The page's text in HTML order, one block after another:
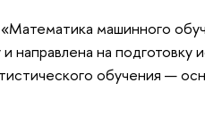
машинного
направлена на подготовку
обучения —